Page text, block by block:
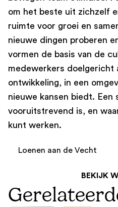
om het beste uit zichzelf
ruimte voor groei en
nieuwe dingen proberen
vormen de basis van de
medewerkers doelgericht
ontwikkeling, in een
nieuwe kansen biedt. Een
vooruitstrevend is, en
kunt werken.
Loenen aan de Vecht
BEKIJK